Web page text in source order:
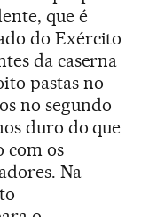
que é
do Exército
da caserna
pastas no
no segundo
duro do que
com os
Na